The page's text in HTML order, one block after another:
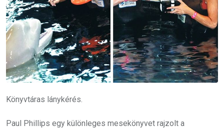
Könyvtáras lánykérés.
Paul Phillips egy különleges mesekönyvet rajzolt a